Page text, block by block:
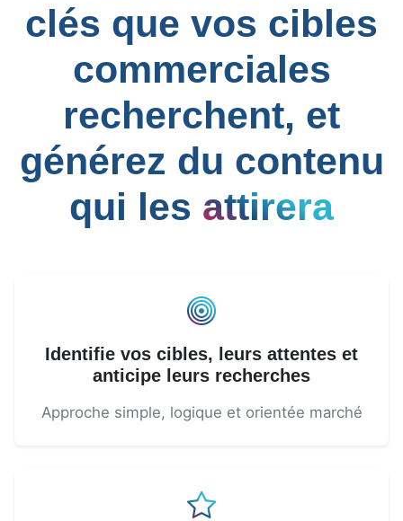
clés que vos cibles
commerciales
recherchent, et
générez du contenu
qui les attirera
Identifie vos cibles, leurs attentes et
anticipe leurs recherches
Approche simple, logique et orientée marché